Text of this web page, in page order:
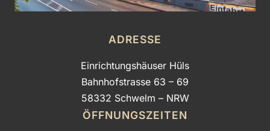
ADRESSE
Einrichtungshäuser Hüls
Bahnhofstrasse 63 – 69
58332 Schwelm – NRW
ÖFFNUNGSZEITEN